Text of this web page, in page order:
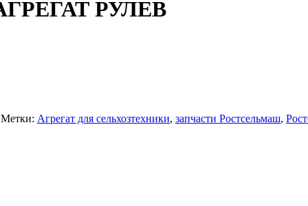
АГРЕГАТ РУЛЕВ
Метки: Агрегат для сельхозтехники, запчасти Ростсельмаш,